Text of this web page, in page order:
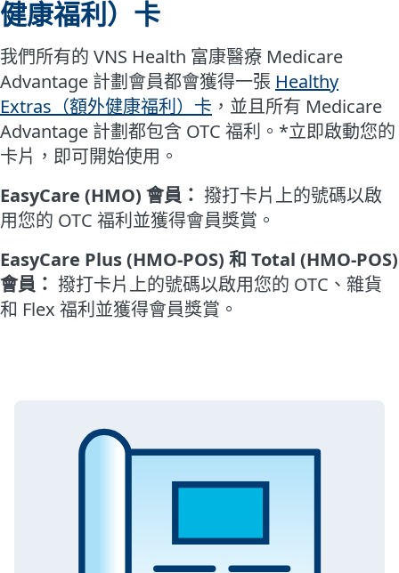
健康福利）卡
我們所有的 VNS Health 富康醫療 Medicare
Advantage 計劃會員都會獲得一張 Healthy
Extras（額外健康福利）卡 ，並且所有 Medicare
Advantage 計劃都包含 OTC 福利。*立即啟動您的
卡片，即可開始使用。
EasyCare (HMO) 會員： 撥打卡片上的號碼以啟
用您的 OTC 福利並獲得會員獎賞。
EasyCare Plus (HMO-POS) 和 Total (HMO-POS)
會員： 撥打卡片上的號碼以啟用您的 OTC、雜貨
和 Flex 福利並獲得會員獎賞。